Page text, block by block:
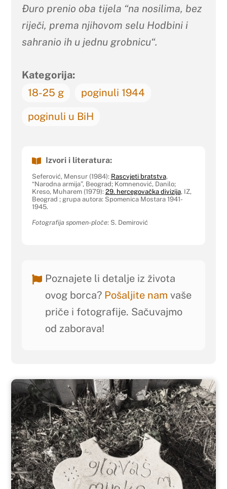
Đuro prenio oba tijela “na nosilima, bez
riječi, prema njihovom selu Hodbini i
sahranio ih u jednu grobnicu“.
Kategorija:
18-25 g
poginuli 1944
poginuli u BiH
Izvori i literatura:
Seferović, Mensur (1984): Rascvjeti bratstva,
“Narodna armija”, Beograd; Komnenović, Danilo;
Kreso, Muharem (1979): 29. hercegovačka divizija, IZ,
Beograd ; grupa autora: Spomenica Mostara 1941-
1945.
Fotografija spomen-ploče: S. Demirović
Poznajete li detalje iz života
ovog borca? Pošaljite nam vaše
priče i fotografije. Sačuvajmo
od zaborava!